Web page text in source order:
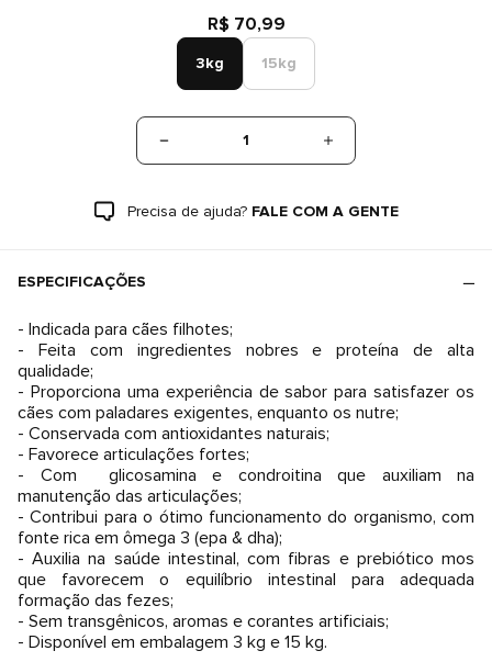
R$ 70,99
3kg 15kg
1
Precisa de ajuda? FALE COM A GENTE
ESPECIFICAÇÕES
- Indicada para cães filhotes;
- Feita com ingredientes nobres e proteína de alta
qualidade;
- Proporciona uma experiência de sabor para satisfazer os
cães com paladares exigentes, enquanto os nutre;
- Conservada com antioxidantes naturais;
- Favorece articulações fortes;
- Com glicosamina e condroitina que auxiliam na
manutenção das articulações;
- Contribui para o ótimo funcionamento do organismo, com
fonte rica em ômega 3 (epa & dha);
- Auxilia na saúde intestinal, com fibras e prebiótico mos
que favorecem o equilíbrio intestinal para adequada
formação das fezes;
- Sem transgênicos, aromas e corantes artificiais;